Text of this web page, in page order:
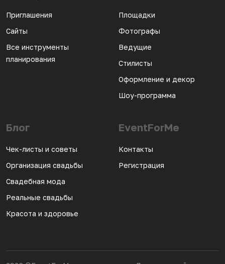
Приглашения
Сайты
Все инструменты
планирования
Площадки
Фотографы
Ведущие
Стилисты
Оформление и декор
Шоу-программа
Блог
Чек-листы и советы
Организация свадьбы
Свадебная мода
Реальные свадьбы
Красота и здоровье
EventForMe
Контакты
Регистрация